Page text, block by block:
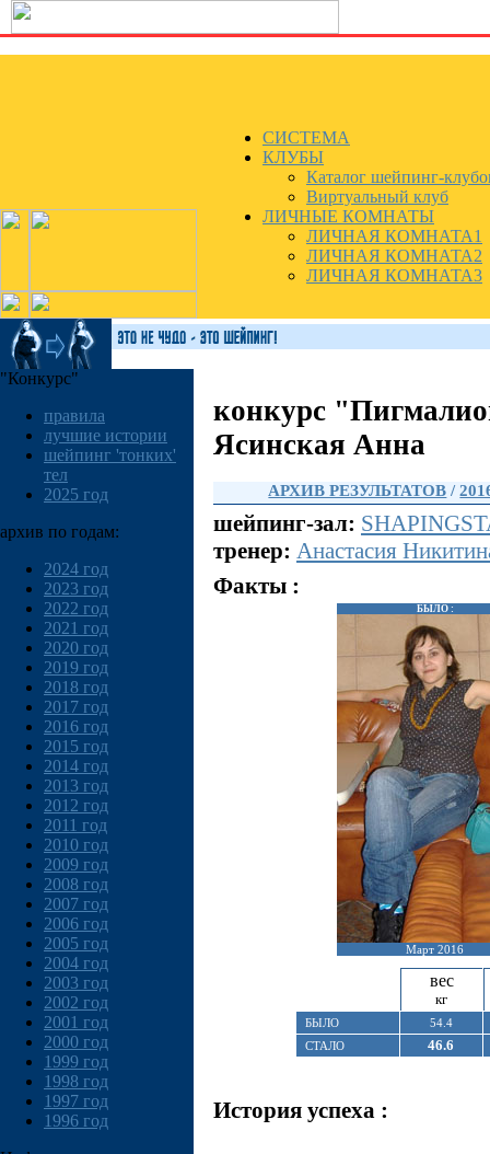
СИСТЕМА
КЛУБЫ
Каталог шейпинг-
Виртуальный клуб
ЛИЧНЫЕ КОМНАТЫ
ЛИЧНАЯ КОМНАТА1
ЛИЧНАЯ КОМНАТА2
ЛИЧНАЯ КОМНАТА3
"Конкурс"
правила
лучшие истории
шейпинг 'тонких'
тел
2025 год
архив по годам:
2024 год
2023 год
2022 год
2021 год
2020 год
2019 год
2018 год
2017 год
2016 год
2015 год
2014 год
2013 год
2012 год
2011 год
2010 год
2009 год
2008 год
2007 год
2006 год
2005 год
2004 год
2003 год
2002 год
2001 год
2000 год
1999 год
1998 год
1997 год
1996 год
конкурс
Ясинская Анна
АРХИВ РЕЗУЛЬТАТОВ /
шейпинг-зал:
тренер: Анастасия
Факты :
БЫЛО :
Март 2016
вес
кг
БЫЛО
54.4
СТАЛО
46.6
История успеха :